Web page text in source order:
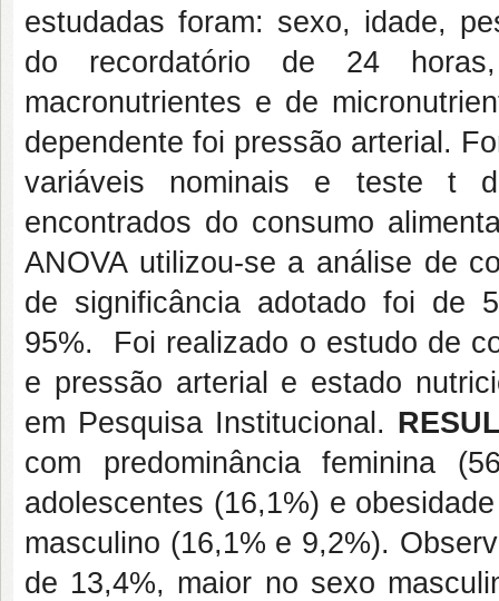
estudadas foram: sexo, idade,
do recordatório de 24
macronutrientes e de
dependente foi pressão arterial.
variáveis nominais e teste t
encontrados do consumo
ANOVA utilizou-se a análise de
de significância adotado foi de
95%. Foi realizado o estudo de
e pressão arterial e estado
em Pesquisa Institucional.
com predominância feminina
adolescentes (16,1%) e
masculino (16,1% e 9,2%).
de 13,4%, maior no sexo